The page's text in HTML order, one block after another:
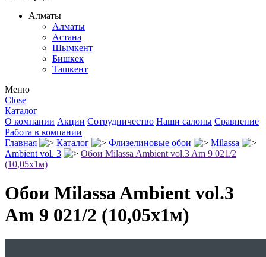
Алматы
Алматы
Астана
Шымкент
Бишкек
Ташкент
Меню
Close
Каталог
О компании Акции Сотрудничество Наши салоны Сравнение
Работа в компании
Главная
Каталог Флизелиновые обои
Milassa
Ambient vol. 3
Обои Milassa Ambient vol.3 Am 9 021/2
(10,05х1м)
Обои Milassa Ambient vol.3
Am 9 021/2 (10,05х1м)